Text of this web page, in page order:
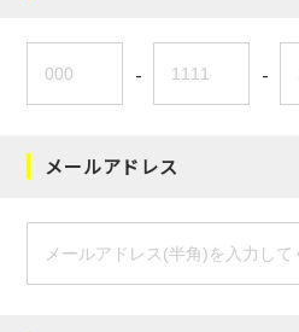
- -
メールアドレス